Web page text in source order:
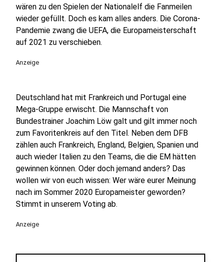
wären zu den Spielen der Nationalelf die Fanmeilen
wieder gefüllt. Doch es kam alles anders. Die Corona-
Pandemie zwang die UEFA, die Europameisterschaft
auf 2021 zu verschieben.
Anzeige
Deutschland hat mit Frankreich und Portugal eine
Mega-Gruppe erwischt. Die Mannschaft von
Bundestrainer Joachim Löw galt und gilt immer noch
zum Favoritenkreis auf den Titel. Neben dem DFB
zählen auch Frankreich, England, Belgien, Spanien und
auch wieder Italien zu den Teams, die die EM hätten
gewinnen können. Oder doch jemand anders? Das
wollen wir von euch wissen: Wer wäre eurer Meinung
nach im Sommer 2020 Europameister geworden?
Stimmt in unserem Voting ab.
Anzeige